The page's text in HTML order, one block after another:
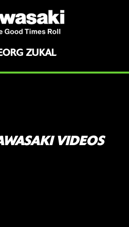
ZUKAL
VIDEOS